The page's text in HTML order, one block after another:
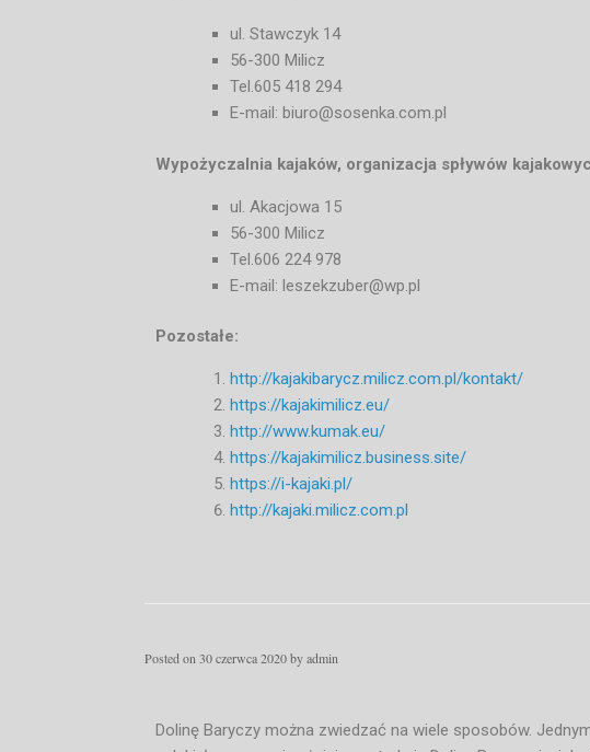
ul. Stawczyk 14
56-300 Milicz
Tel.605 418 294
E-mail: biuro@sosenka.com.pl
Wypożyczalnia kajaków, organizacja spływów
ul. Akacjowa 15
56-300 Milicz
Tel.606 224 978
E-mail: leszekzuber@wp.pl
Pozostałe:
http://kajakibarycz.milicz.com.pl/kontakt/
https://kajakimilicz.eu/
http://www.kumak.eu/
https://kajakimilicz.business.site/
https://i-kajaki.pl/
http://kajaki.milicz.com.pl
Posted on 30 czerwca 2020byadmin
Dolinę Baryczy można zwiedzać na wiele sposobów.